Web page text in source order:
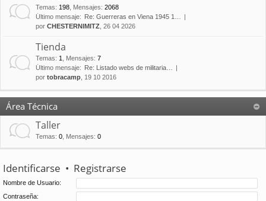
Temas: 198 Mensajes: 2068
Último mensaje:
Re: Guerreras en Viena 1945 1…
por CHESTERNIMITZ , 26 04 2026
Tienda
Temas: 1 Mensajes: 7
Último mensaje:
Re: Listado webs de militaria…
por tobracamp , 19 10 2016
Área Técnica
Taller
Temas: 0 Mensajes: 0
Identificarse • Registrarse
Nombre de Usuario:
Contraseña: